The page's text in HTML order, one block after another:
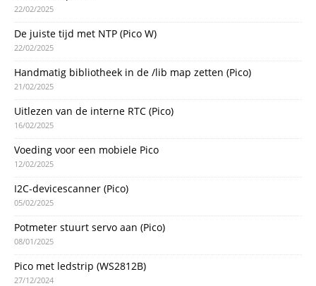
22/02/2025
De juiste tijd met NTP (Pico W)
22/02/2025
Handmatig bibliotheek in de /lib map zetten (Pico)
21/02/2025
Uitlezen van de interne RTC (Pico)
16/02/2025
Voeding voor een mobiele Pico
12/02/2025
I2C-devicescanner (Pico)
05/02/2025
Potmeter stuurt servo aan (Pico)
08/01/2025
Pico met ledstrip (WS2812B)
27/12/2024